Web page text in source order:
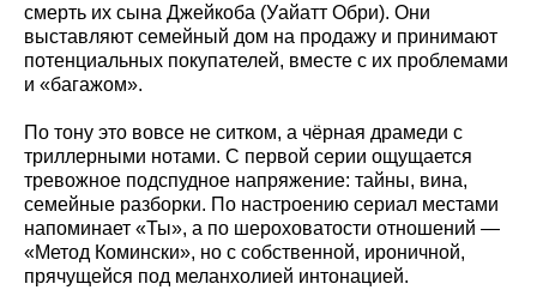
смерть их сына Джейкоба (Уайатт Обри). Они
выставляют семейный дом на продажу и принимают
потенциальных покупателей, вместе с их проблемами
и «багажом».
По тону это вовсе не ситком, а чёрная драмеди с
триллерными нотами. С первой серии ощущается
тревожное подспудное напряжение: тайны, вина,
семейные разборки. По настроению сериал местами
напоминает «Ты», а по шероховатости отношений —
«Метод Комински», но с собственной, ироничной,
прячущейся под меланхолией интонацией.